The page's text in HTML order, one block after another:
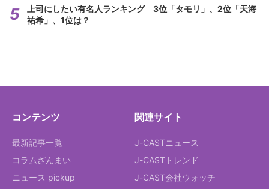
上司にしたい有名人ランキング 3位「タモリ」、2位「天海
祐希」、1位は？
コンテンツ
最新記事一覧
コラムざんまい
ニュース pickup
関連サイト
J-CASTニュース
J-CASTトレンド
J-CAST会社ウォッチ